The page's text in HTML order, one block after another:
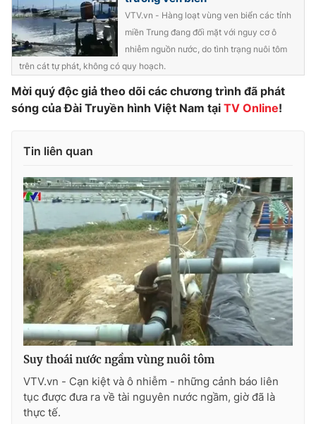
Thị trường
Tư vấn
Lịch phát sóng
Chuyên mục khác
Emagazine Podcast
VTV Money VTV Thể thao
VTV Sức khoẻ Bất động sản
Thị trường 24h Tấm lòng Việt
VTV4 Vươn mình bằng AI
VTV9 VTV8
Liên hệ tòa soạn
VTV.vn - Hàng loạt vùng ven biển các tỉnh
miền Trung đang đối mặt với nguy cơ ô
nhiễm nguồn nước, do tình trạng nuôi tôm
trên cát tự phát, không có quy hoạch.
Mời quý độc giả theo dõi các chương trình đã phát
sóng của Đài Truyền hình Việt Nam tại TV Online!
Tin liên quan
Suy thoái nước ngầm vùng nuôi tôm
VTV.vn - Cạn kiệt và ô nhiễm - những cảnh báo liên
tục được đưa ra về tài nguyên nước ngầm, giờ đã là
thực tế.